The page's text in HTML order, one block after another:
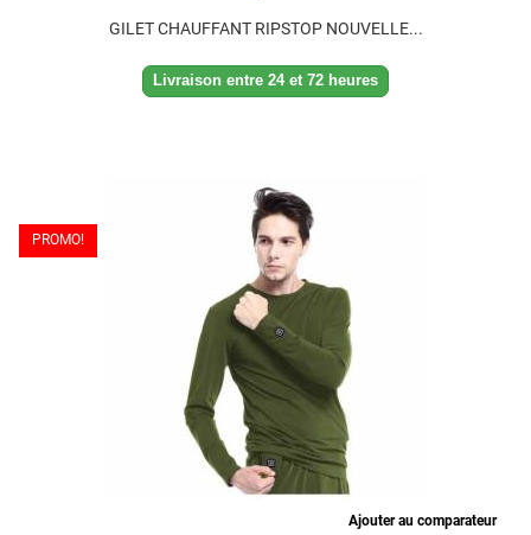
GILET CHAUFFANT RIPSTOP NOUVELLE...
Livraison entre 24 et 72 heures
PROMO!
Ajouter au comparateur